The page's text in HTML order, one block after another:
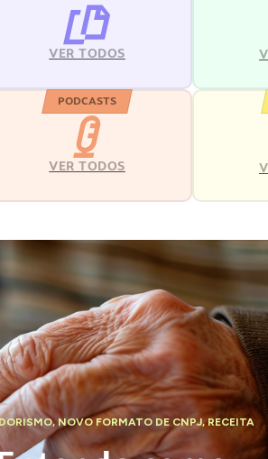
VER TODOS
PODCASTS
VER TODOS
,NOVO FORMATO DE CNPJ,RECEITA